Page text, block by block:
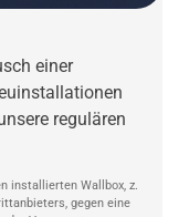
einer
regulären
installierten Wallbox, z.
gegen eine